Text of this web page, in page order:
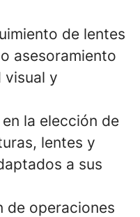
de lentes
asesoramiento
visual y
la elección de
lentes y
a sus
de operaciones